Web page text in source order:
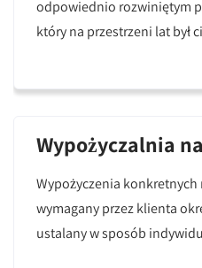
odpowiednio rozwiniętym
który na przestrzeni lat był
Wypożyczalnia
Wypożyczenia
wymagany przez klienta
ustalany w sposób